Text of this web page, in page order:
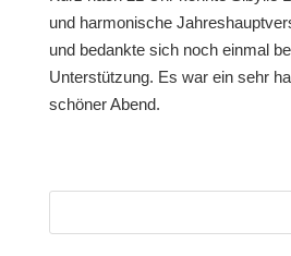
und harmonische
und bedankte sich noch einmal
Unterstützung. Es war ein sehr
schöner Abend.